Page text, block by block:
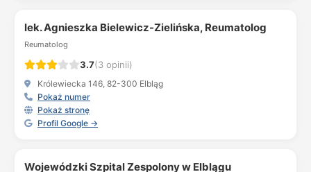
lek. Agnieszka Bielewicz-Zielińska, Reumatolog
Reumatolog
3.7(3 opinii)
Królewiecka 146, 82-300 Elbląg
Pokaż numer
Pokaż stronę
Profil Google →
Wojewódzki Szpital Zespolony w Elblągu